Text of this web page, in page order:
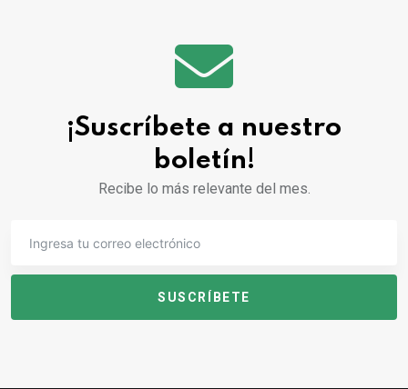
¡Suscríbete a nuestro
boletín!
Recibe lo más relevante del mes.
SUSCRÍBETE